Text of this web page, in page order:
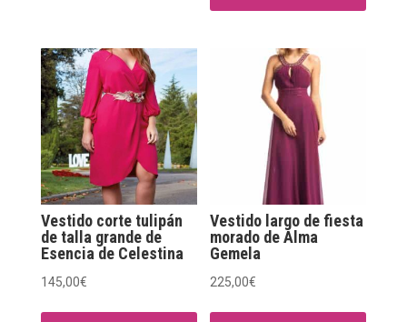
Vestido corte tulipán
de talla grande de
Esencia de Celestina
145,00€
Vestido largo de fiesta
morado de Alma
Gemela
225,00€